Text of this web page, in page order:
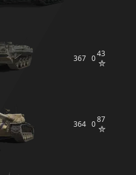
367 043
364 087